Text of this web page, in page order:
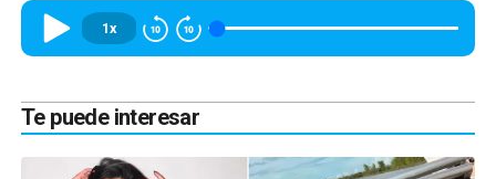
1x
Te puede interesar